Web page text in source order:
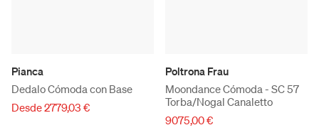
Pianca
Dedalo Cómoda con Base
Desde 2779,03 €
Poltrona Frau
Moondance Cómoda - SC 57
Torba/Nogal Canaletto
9075,00 €